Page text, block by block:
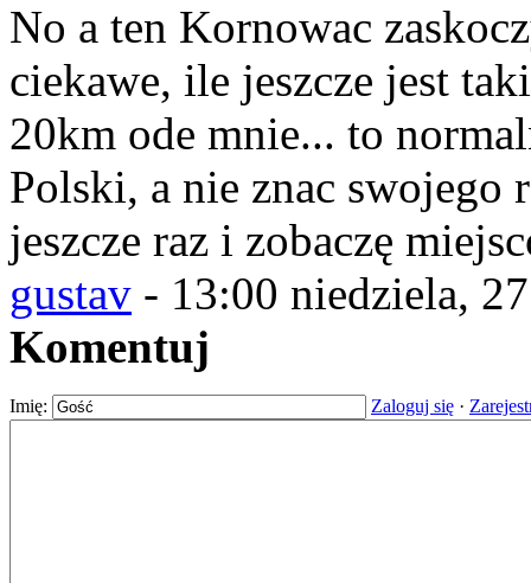
No a ten Kornowac
ciekawe, ile jeszcze jest
20km ode mnie... to
Polski, a nie znac swojego
jeszcze raz i zobaczę
gustav - 13:00 niedziela,
Komentuj
Imię: Zaloguj się ·